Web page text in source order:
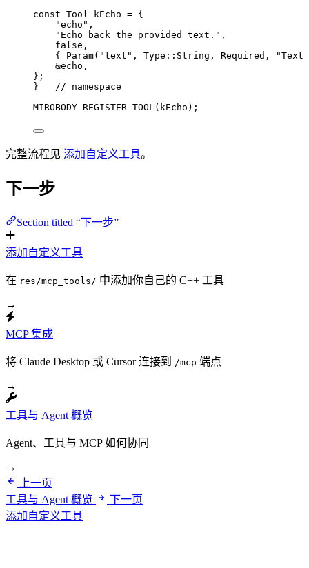
const Tool kEcho = {
"echo " ,
" Echo back the provided text. " ,
false ,
{ Param( "text " , Type::String, Required, "Text
&echo,
};
}
   // namespace
MIROBODY_REGISTER_TOOL(kEcho);
完整流程见 添加自定义工具。
下一步
Section titled “下一步”
添加自定义工具
在 res/mcp_tools/ 中添加你自己的 C++ 工具
→
MCP 集成
将 Claude Desktop 或 Cursor 连接到 /mcp 端点
→
工具与 Agent 概览
Agent、工具与 MCP 如何协同
→
上一页
工具与 Agent 概览
下一页
添加自定义工具